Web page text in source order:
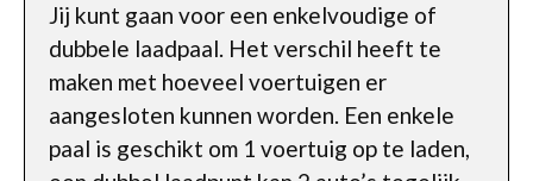
Jij kunt gaan voor een enkelvoudige of
dubbele laadpaal. Het verschil heeft te
maken met hoeveel voertuigen er
aangesloten kunnen worden. Een enkele
paal is geschikt om 1 voertuig op te laden,